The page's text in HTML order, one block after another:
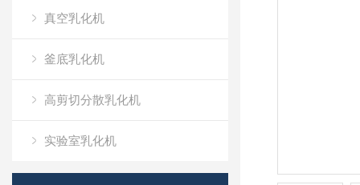
真空乳化机
釜底乳化机
高剪切分散乳化机
实验室乳化机